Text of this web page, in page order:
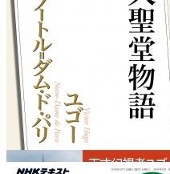
『南洲翁遺訓』
を読みたくなるフレーズ